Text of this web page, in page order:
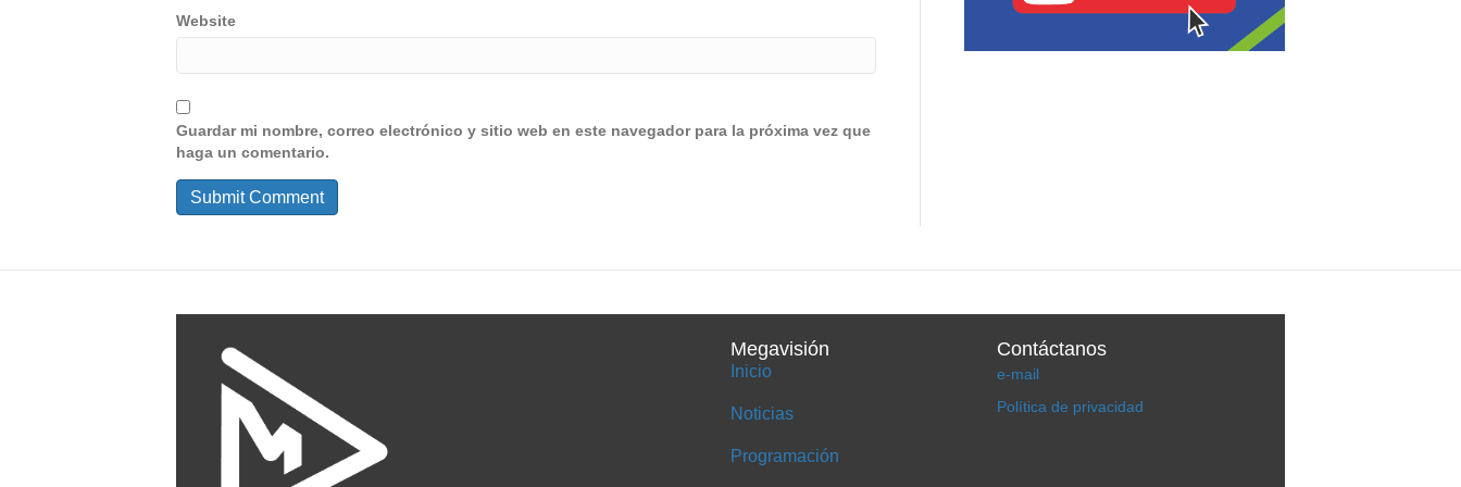
Website
Guardar mi nombre, correo electrónico y sitio web en este navegador para la próxima vez que
haga un comentario.
Megavisión
Inicio
Noticias
Programación
Contáctanos
e-mail
Política de privacidad